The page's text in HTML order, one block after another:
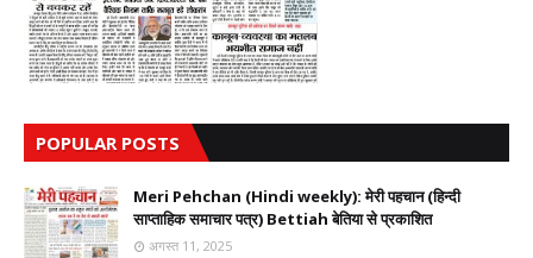
POPULAR POSTS
Meri Pehchan (Hindi weekly): मेरी पहचान (हिन्दी
साप्ताहिक समाचार पत्र) Bettiah बेतिया से प्रकाशित
अगस्त 11, 2025